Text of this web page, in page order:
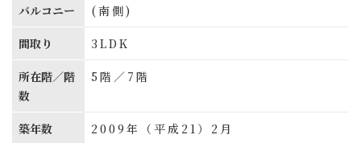
バルコニー (南側)
間取り 3LDK
所在階／階
数
5階／7階
築年数
2009年（平成21）2月